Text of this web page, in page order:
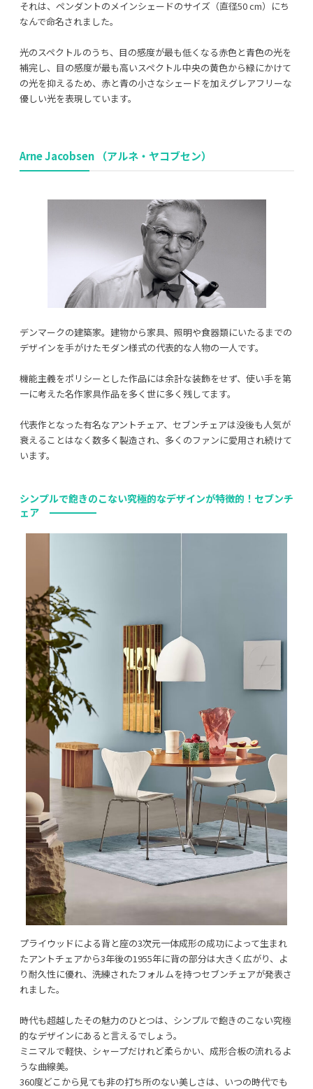
それは、ペンダントのメインシェードのサイズ（直径50 cm）にち
なんで命名されました。
光のスペクトルのうち、目の感度が最も低くなる赤色と青色の光を
補完し、目の感度が最も高いスペクトル中央の黄色から緑にかけて
の光を抑えるため、赤と青の小さなシェードを加えグレアフリーな
優しい光を表現しています。
Arne Jacobsen （アルネ・ヤコブセン）
デンマークの建築家。建物から家具、照明や食器類にいたるまでの
デザインを手がけたモダン様式の代表的な人物の一人です。
機能主義をポリシーとした作品には余計な装飾をせず、使い手を第
一に考えた名作家具作品を多く世に多く残してます。
代表作となった有名なアントチェア、セブンチェアは没後も人気が
衰えることはなく数多く製造され、多くのファンに愛用され続けて
います。
シンプルで飽きのこない究極的なデザインが特徴的！セブンチ
ェア
プライウッドによる背と座の3次元一体成形の成功によって生まれ
たアントチェアから3年後の1955年に背の部分は大きく広がり、よ
り耐久性に優れ、洗練されたフォルムを持つセブンチェアが発表さ
れました。
時代も超越したその魅力のひとつは、シンプルで飽きのこない究極
的なデザインにあると言えるでしょう。
ミニマルで軽快、シャープだけれど柔らかい、成形合板の流れるよ
うな曲線美。
360度どこから見ても非の打ち所のない美しさは、いつの時代でも